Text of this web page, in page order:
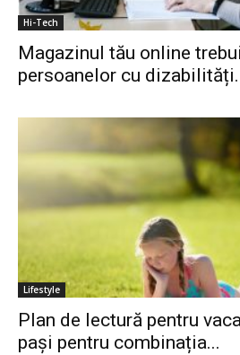
Hi-Tech
Magazinul tău online
persoanelor cu
Lifestyle
Plan de lectură pentru
pași pentru combinația...